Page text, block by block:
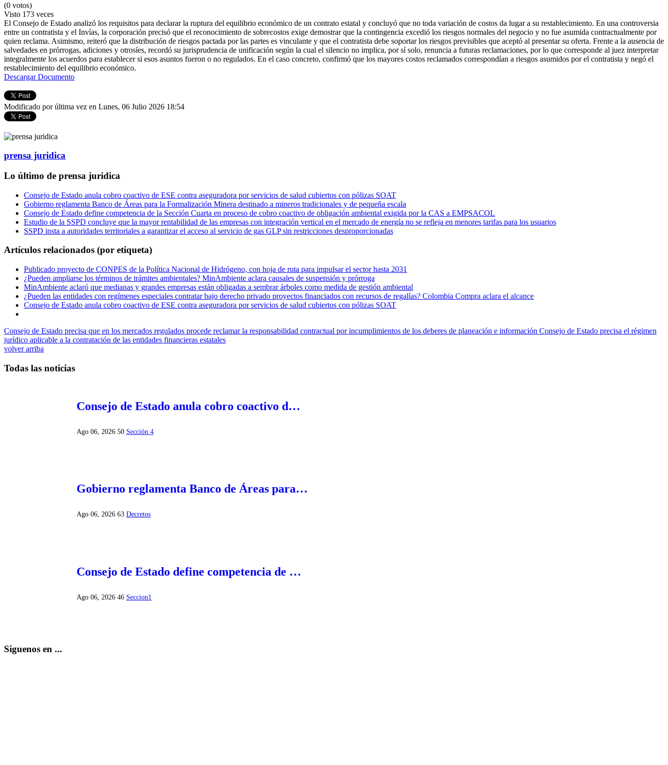
(0 votos)
Visto 173 veces
El Consejo de Estado analizó los requisitos para declarar la ruptura del equilibrio económico de un contrato estatal y concluyó que no toda variación de costos da lugar a su restablecimiento. En una controversia
entre un contratista y el Invías, la corporación precisó que el reconocimiento de sobrecostos exige demostrar que la contingencia excedió los riesgos normales del negocio y no fue asumida contractualmente por
quien reclama. Asimismo, reiteró que la distribución de riesgos pactada por las partes es vinculante y que el contratista debe soportar los riesgos previsibles que aceptó al presentar su oferta. Frente a la ausencia de
salvedades en prórrogas, adiciones y otrosíes, recordó su jurisprudencia de unificación según la cual el silencio no implica, por sí solo, renuncia a futuras reclamaciones, por lo que corresponde al juez interpretar
integralmente los acuerdos para establecer si esos asuntos fueron o no regulados. En el caso concreto, confirmó que los mayores costos reclamados correspondían a riesgos asumidos por el contratista y negó el
restablecimiento del equilibrio económico.
Descargar Documento
Modificado por última vez en Lunes, 06 Julio 2026 18:54
prensa juridica
Lo último de prensa juridica
Consejo de Estado anula cobro coactivo de ESE contra aseguradora por servicios de salud cubiertos con pólizas SOAT
Gobierno reglamenta Banco de Áreas para la Formalización Minera destinado a mineros tradicionales y de pequeña escala
Consejo de Estado define competencia de la Sección Cuarta en proceso de cobro coactivo de obligación ambiental exigida por la CAS a EMPSACOL
Estudio de la SSPD concluye que la mayor rentabilidad de las empresas con integración vertical en el mercado de energía no se refleja en menores tarifas para los usuarios
SSPD insta a autoridades territoriales a garantizar el acceso al servicio de gas GLP sin restricciones desproporcionadas
Artículos relacionados (por etiqueta)
Publicado proyecto de CONPES de la Política Nacional de Hidrógeno, con hoja de ruta para impulsar el sector hasta 2031
¿Pueden ampliarse los términos de trámites ambientales? MinAmbiente aclara causales de suspensión y prórroga
MinAmbiente aclaró que medianas y grandes empresas están obligadas a sembrar árboles como medida de gestión ambiental
¿Pueden las entidades con regímenes especiales contratar bajo derecho privado proyectos financiados con recursos de regalías? Colombia Compra aclara el alcance
Consejo de Estado anula cobro coactivo de ESE contra aseguradora por servicios de salud cubiertos con pólizas SOAT
Consejo de Estado precisa que en los mercados regulados procede reclamar la responsabilidad contractual por incumplimientos de los deberes de planeación e información Consejo de Estado precisa el régimen
jurídico aplicable a la contratación de las entidades financieras estatales
volver arriba
Todas las noticias
Consejo de Estado anula cobro coactivo d…
Ago 06, 2026 50 Sección 4
Gobierno reglamenta Banco de Áreas para…
Ago 06, 2026 63 Decretos
Consejo de Estado define competencia de …
Ago 06, 2026 46 Seccion1
Siguenos en ...